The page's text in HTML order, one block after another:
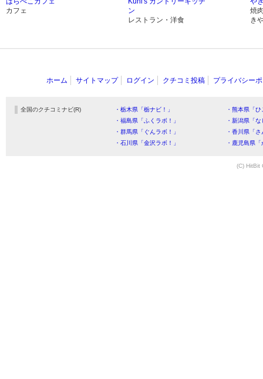
カフェ
ン
レストラン・洋食
焼
き
ホーム サイトマップ ログイン クチコミ投稿 プライバシー
全国のクチコミナビ(R) ・栃木県「栃ナビ！」
・熊本県「
・福島県「ふくラボ！」
・新潟県「
・群馬県「ぐんラボ！」
・香川県「
・石川県「金沢ラボ！」
・鹿児島県
(C) HitBit